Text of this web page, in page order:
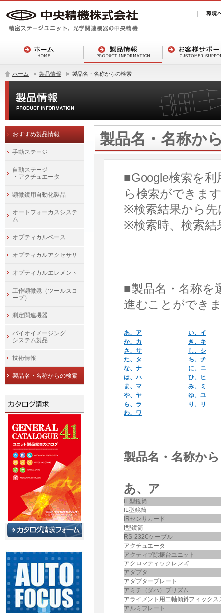
ホーム 製品情報 製品名・名称からの検索
製品名・名称か
■Google検索を
ら検索ができま
※検索結果から
※検索時、検索結
■製品名・名称を
進むことができ
あ、ア
い、イ
か、カ
き、キ
さ、サ
し、シ
た、タ
ち、チ
な、ナ
に、ニ
は、ハ
ひ、ヒ
ま、マ
み、ミ
や、ヤ
ゆ、ユ
ら、ラ
り、リ
わ、ワ
製品名・名称か
あ、ア
IE型鏡筒
IL型鏡筒
IRセンサカード
I型鏡筒
RS-232Cケーブル
アクチュエータ
アクティブ除振台ユニット
アクロマティックレンズ
アダプタ
アダプタープレート
アミチ（ダハ）プリズム
アライメント用二軸傾斜フィックス
アルミプレート
おすすめ製品情報
手動ステージ
自動ステージ
・アクチュエータ
顕微鏡用自動化製品
オートフォーカスシステ
ム
オプティカルベース
オプティカルアクセサリ
オプティカルエレメント
工作顕微鏡（ツールスコ
ープ）
測定関連機器
バイオイメージング
システム製品
技術情報
製品名・名称からの検索